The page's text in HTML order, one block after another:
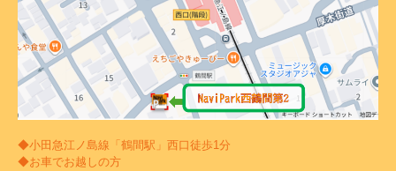
◆小田急江ノ島線「鶴間駅」西口徒歩1分
◆お車でお越しの方